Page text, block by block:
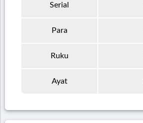
Serial
Para
Ruku
Ayat